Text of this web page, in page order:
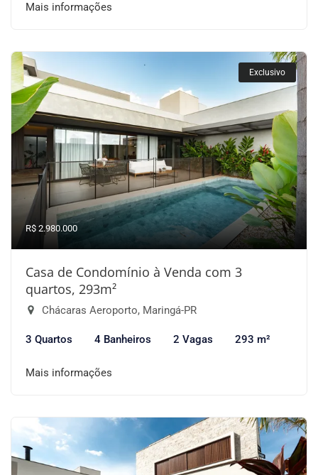
Mais informações
Exclusivo
R$ 2.980.000
Casa de Condomínio à Venda com 3
quartos, 293m²
Chácaras Aeroporto, Maringá-PR
3 Quartos 4 Banheiros 2 Vagas 293 m²
Mais informações